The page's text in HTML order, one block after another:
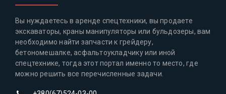
Вы нуждаетесь в аренде спецтехники, вы продаете
экскаваторы, краны манипуляторы или бульдозеры, вам
необходимо найти запчасти к грейдеру,
бетономешалке, асфальтоукладчику или иной
спецтехнике, тогда этот портал именно то место, где
можно решить все перечисленные задачи.